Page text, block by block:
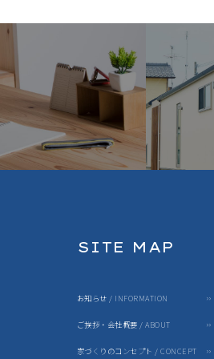
SITE MAP
お知らせ / INFORMATION
ご挨拶・会社概要 / ABOUT
家づくりのコンセプト / CONCEPT